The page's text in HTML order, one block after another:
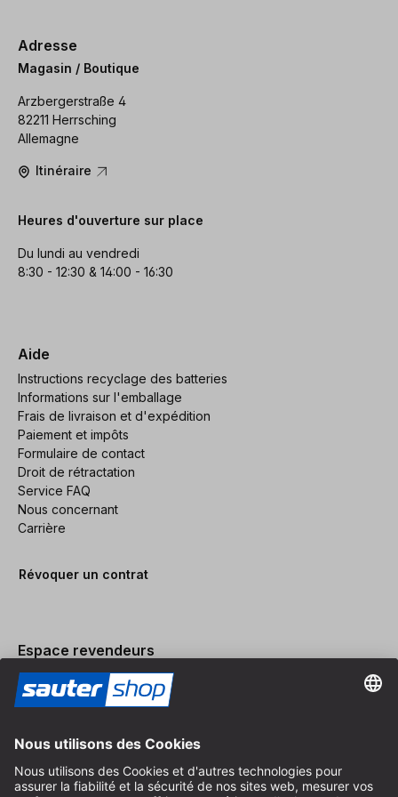
Adresse
Magasin / Boutique
Arzbergerstraße 4
82211 Herrsching
Allemagne
Itinéraire
Heures d'ouverture sur place
Du lundi au vendredi
8:30 - 12:30 & 14:00 - 16:30
Aide
Instructions recyclage des batteries
Informations sur l'emballage
Frais de livraison et d'expédition
Paiement et impôts
Formulaire de contact
Droit de rétractation
Service FAQ
Nous concernant
Carrière
Révoquer un contrat
Espace revendeurs
Devenir revendeur